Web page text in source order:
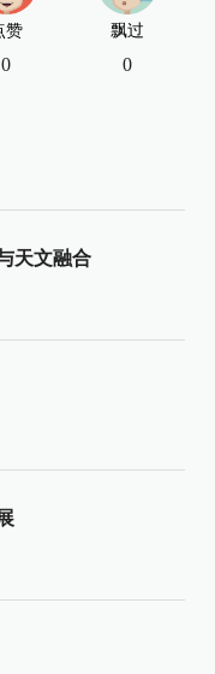
赞
0
飘过
0
天文融合